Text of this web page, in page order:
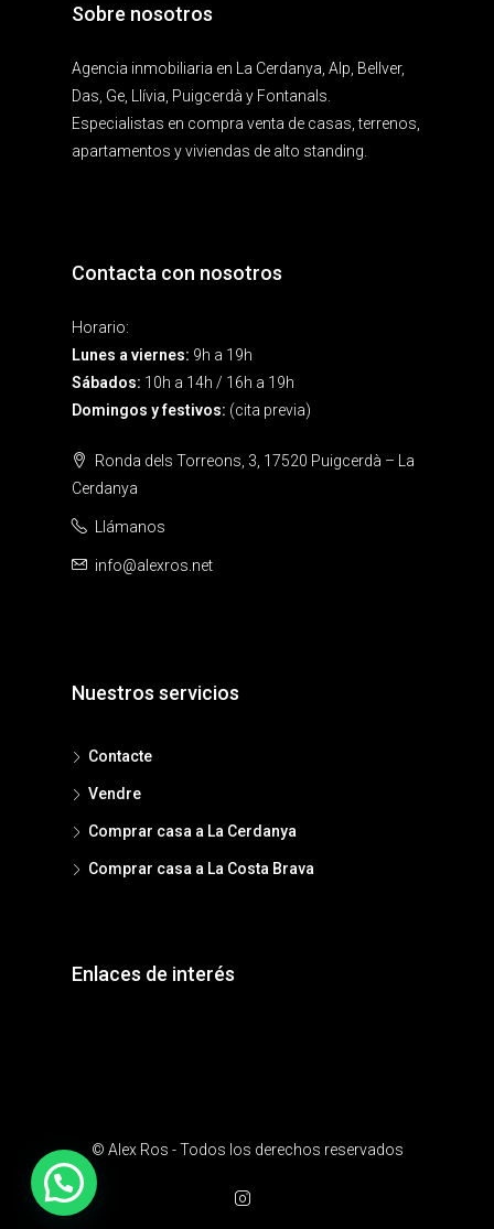
Sobre nosotros
Agencia inmobiliaria en La Cerdanya, Alp, Bellver,
Das, Ge, Llívia, Puigcerdà y Fontanals.
Especialistas en compra venta de casas, terrenos,
apartamentos y viviendas de alto standing.
Contacta con nosotros
Horario:
Lunes a viernes: 9h a 19h
Sábados: 10h a 14h / 16h a 19h
Domingos y festivos: (cita previa)
Ronda dels Torreons, 3, 17520 Puigcerdà – La
Cerdanya
Llámanos
info@alexros.net
Nuestros servicios
Contacte
Vendre
Comprar casa a La Cerdanya
Comprar casa a La Costa Brava
Enlaces de interés
© Alex Ros - Todos los derechos reservados